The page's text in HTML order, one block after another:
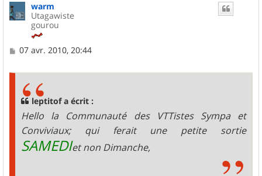
warm
Utagawiste
gourou
M
07 avr. 2010, 20:44
leptitof a écrit :
Hello la Communauté des VTTistes Sympa et
Conviviaux; qui ferait une petite sortie
SAMEDIet non Dimanche,